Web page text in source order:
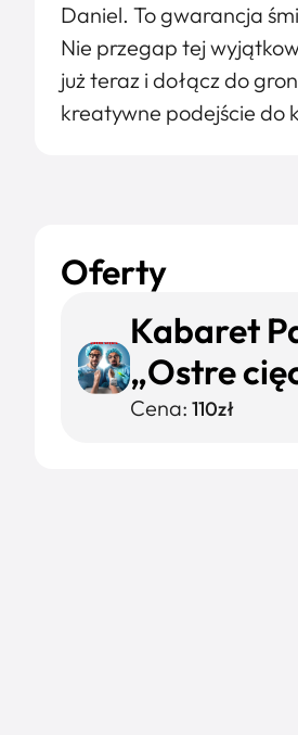
Daniel. To gwarancja
Nie przegap tej
już teraz i dołącz do
kreatywne podejście do
Oferty
Kabaret
„Ostre
Cena: 110zł